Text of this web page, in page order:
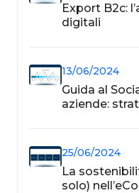
Export B2c:
digitali
13/06/2024
Guida al
aziende:
25/06/2024
La
solo)